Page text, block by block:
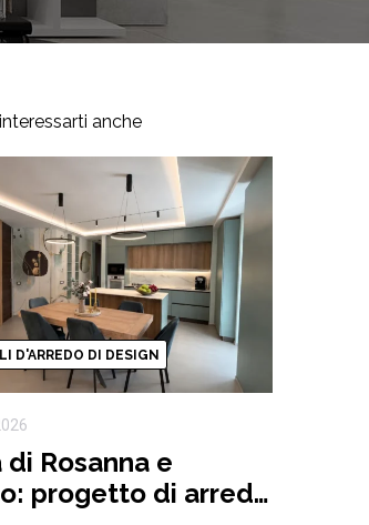
anche
D'ARREDO DI DESIGN
di Rosanna e
progetto di arredo